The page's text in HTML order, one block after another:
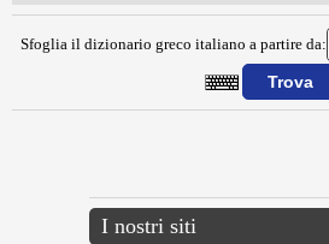
Sfoglia il dizionario greco italiano a partire da:
I nostri siti